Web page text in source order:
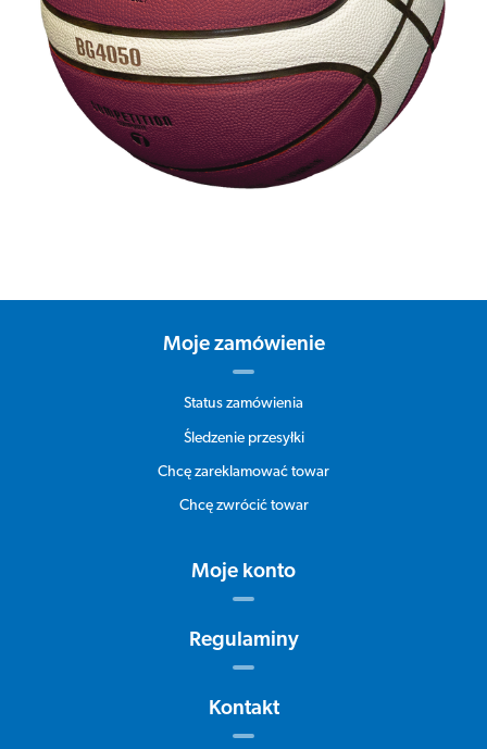
Moje zamówienie
Status zamówienia
Śledzenie przesyłki
Chcę zareklamować towar
Chcę zwrócić towar
Moje konto
Regulaminy
Kontakt